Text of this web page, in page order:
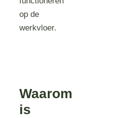
op de
werkvloer.
Waarom
is